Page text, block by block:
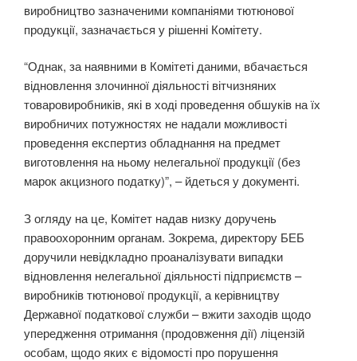
виробництво зазначеними компаніями тютюнової
продукції, зазначається у рішенні Комітету.
“Однак, за наявними в Комітеті даними, вбачається
відновлення злочинної діяльності вітчизняних
товаровиробників, які в ході проведення обшуків на їх
виробничих потужностях не надали можливості
проведення експертиз обладнання на предмет
виготовлення на ньому нелегальної продукції (без
марок акцизного податку)”, – йдеться у документі.
З огляду на це, Комітет надав низку доручень
правоохоронним органам. Зокрема, директору БЕБ
доручили невідкладно проаналізувати випадки
відновлення нелегальної діяльності підприємств –
виробників тютюнової продукції, а керівництву
Державної податкової служби – вжити заходів щодо
упередження отримання (продовження дії) ліцензій
особам, щодо яких є відомості про порушення